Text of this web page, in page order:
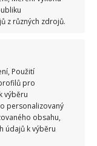
z různých zdrojů.
Použití
pro
výběru
personalizovaný
obsahu,
údajů k výběru
letní horka
a načasované